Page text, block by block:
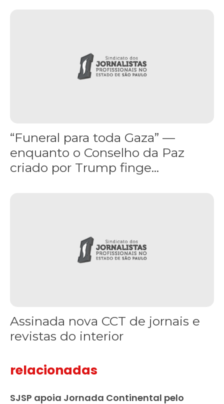
“Funeral para toda Gaza” —
enquanto o Conselho da Paz
criado por Trump finge...
Assinada nova CCT de jornais e
revistas do interior
relacionadas
SJSP apoia Jornada Continental pelo